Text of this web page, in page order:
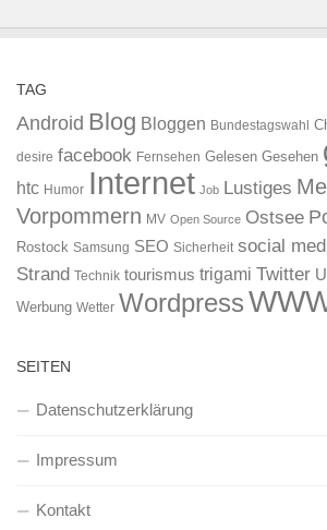
TAG
Android Blog Bloggen Bundestagswahl
desire facebook Fernsehen Gelesen Gesehen
htc Humor Internet Job Lustiges
Vorpommern MV Open Source Ostsee
Rostock Samsung SEO Sicherheit social
Strand Technik tourismus trigami Twitter
Werbung Wetter Wordpress
SEITEN
Datenschutzerklärung
Impressum
Kontakt